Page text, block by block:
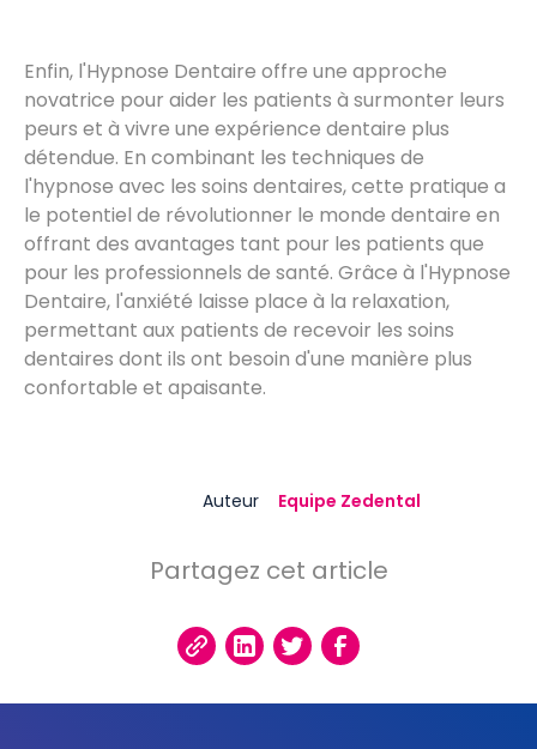
Enfin, l'Hypnose Dentaire offre une approche
novatrice pour aider les patients à surmonter leurs
peurs et à vivre une expérience dentaire plus
détendue. En combinant les techniques de
l'hypnose avec les soins dentaires, cette pratique a
le potentiel de révolutionner le monde dentaire en
offrant des avantages tant pour les patients que
pour les professionnels de santé. Grâce à l'Hypnose
Dentaire, l'anxiété laisse place à la relaxation,
permettant aux patients de recevoir les soins
dentaires dont ils ont besoin d'une manière plus
confortable et apaisante.
Auteur Equipe Zedental
Partagez cet article